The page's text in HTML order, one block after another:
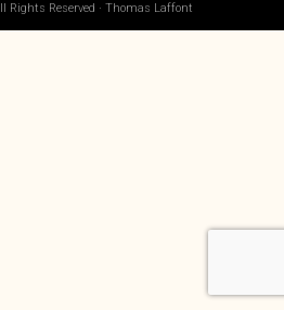
Rights Reserved · Thomas Laffont